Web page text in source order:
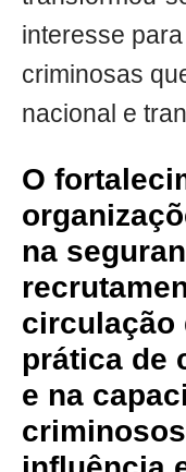
interesse
criminosas
nacional e
O
na
circulação
prática de
e na